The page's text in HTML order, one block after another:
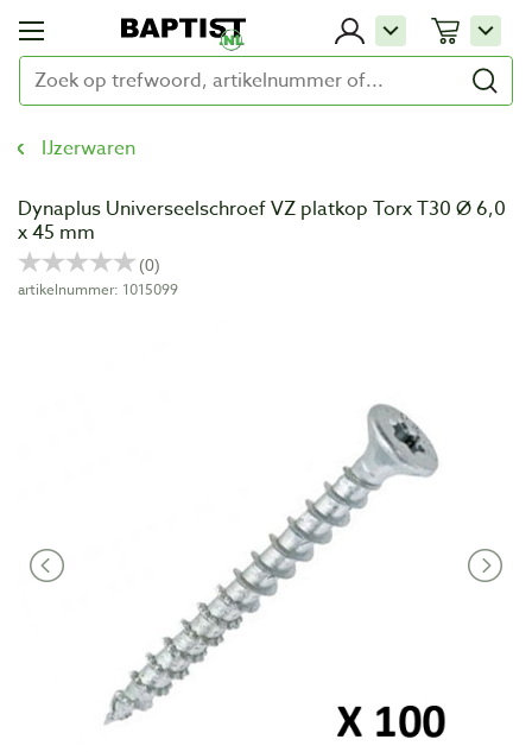
IJzerwaren
Dynaplus Universeelschroef VZ platkop Torx T30 Ø 6,0
x 45 mm
artikelnummer: 1015099